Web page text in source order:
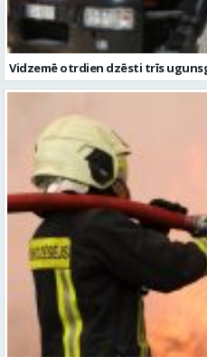
Vidzemē dzēsti trīs ugunsgrēki